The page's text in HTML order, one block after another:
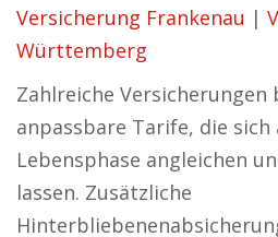
Versicherung Frankenau |
Württemberg
Zahlreiche Versicherungen
anpassbare Tarife, die sich
Lebensphase angleichen
lassen. Zusätzliche